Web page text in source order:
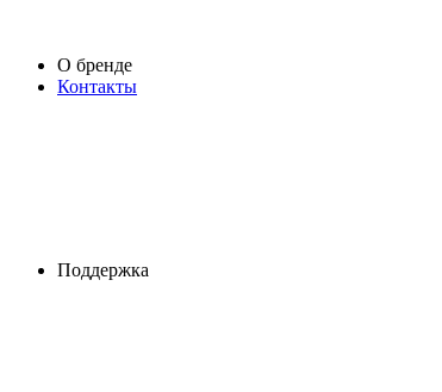
О бренде
Контакты
Поддержка